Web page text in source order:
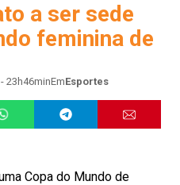
a ser sede
feminina de
23h46minEmEsportes
Copa do Mundo de